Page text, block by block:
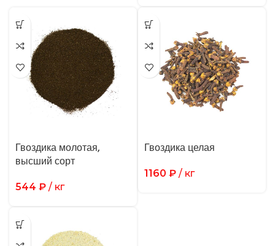
Гвоздика молотая,
высший сорт
544 ₽ / кг
Гвоздика целая
1160 ₽ / кг